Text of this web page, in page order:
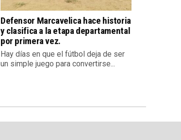
Defensor Marcavelica hace historia
y clasifica a la etapa departamental
por primera vez.
Hay días en que el fútbol deja de ser
un simple juego para convertirse...